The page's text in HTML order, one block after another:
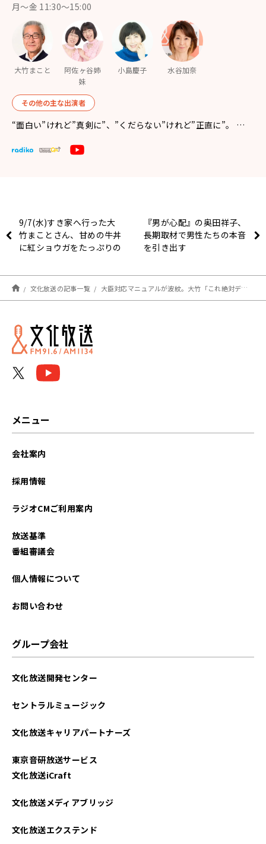
月〜金 11:30～15:00
大竹まこと
阿佐ヶ谷姉
妹
小島慶子 水谷加奈
その他の主な出演者
“面白い”けれど”真剣に”、”くだらない”けれど”正直に”。 …
9/7(水)すき家へ行った大
竹まことさん、甘めの牛丼
に紅ショウガをたっぷりの
『男が心配』の奥田祥子、
長期取材で男性たちの本音
を引き出す
文化放送の記事一覧 大臣対応マニュアルが波紋。大竹「これ絶対デザート購入部隊がいると思うね」
メニュー
会社案内
採用情報
ラジオCMご利用案内
放送基準
番組審議会
個人情報について
お問い合わせ
グループ会社
文化放送開発センター
セントラルミュージック
文化放送キャリアパートナーズ
東京音研放送サービス
文化放送iCraft
文化放送メディアブリッジ
文化放送エクステンド